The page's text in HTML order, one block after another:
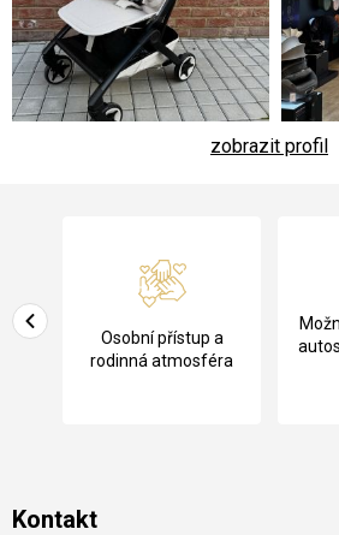
zobrazit profil
a
Osobní přístup a
rodinná atmosféra
Kontakt